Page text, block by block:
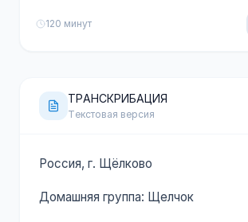
120 минут
ТРАНСКРИБАЦИЯ
Текстовая версия
Россия, г.
Домашняя группа: Щелчок